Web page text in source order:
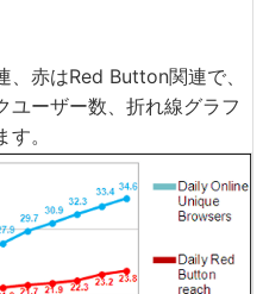
赤はRed Button関連で、
ユーザー数、折れ線グラフ
。